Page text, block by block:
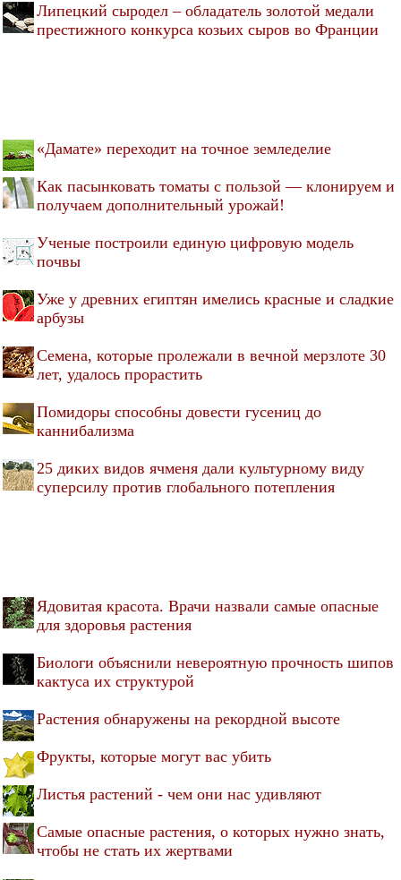
Липецкий сыродел – обладатель золотой медали
престижного конкурса козьих сыров во Франции
«Дамате» переходит на точное земледелие
Как пасынковать томаты с пользой — клонируем и
получаем дополнительный урожай!
Ученые построили единую цифровую модель
почвы
Уже у древних египтян имелись красные и сладкие
арбузы
Семена, которые пролежали в вечной мерзлоте 30
лет, удалось прорастить
Помидоры способны довести гусениц до
каннибализма
25 диких видов ячменя дали культурному виду
суперсилу против глобального потепления
Ядовитая красота. Врачи назвали самые опасные
для здоровья растения
Биологи объяснили невероятную прочность шипов
кактуса их структурой
Растения обнаружены на рекордной высоте
Фрукты, которые могут вас убить
Листья растений - чем они нас удивляют
Самые опасные растения, о которых нужно знать,
чтобы не стать их жертвами